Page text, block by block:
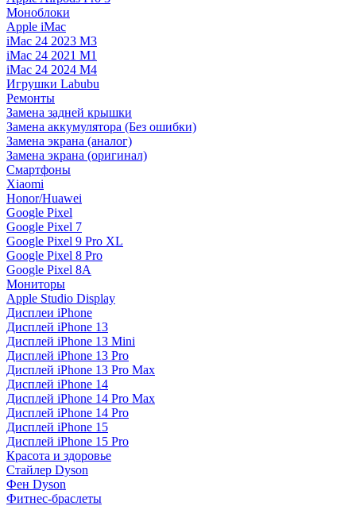
Моноблоки
Apple iMac
iMac 24 2023 M3
iMac 24 2021 M1
iMac 24 2024 M4
Игрушки Labubu
Ремонты
Замена задней крышки
Замена аккумулятора (Без ошибки)
Замена экрана (аналог)
Замена экрана (оригинал)
Смартфоны
Xiaomi
Honor/Huawei
Google Pixel
Google Pixel 7
Google Pixel 9 Pro XL
Google Pixel 8 Pro
Google Pixel 8A
Мониторы
Apple Studio Display
Дисплеи iPhone
Дисплей iPhone 13
Дисплей iPhone 13 Mini
Дисплей iPhone 13 Pro
Дисплей iPhone 13 Pro Max
Дисплей iPhone 14
Дисплей iPhone 14 Pro Max
Дисплей iPhone 14 Pro
Дисплей iPhone 15
Дисплей iPhone 15 Pro
Красота и здоровье
Стайлер Dyson
Фен Dyson
Фитнес-браслеты